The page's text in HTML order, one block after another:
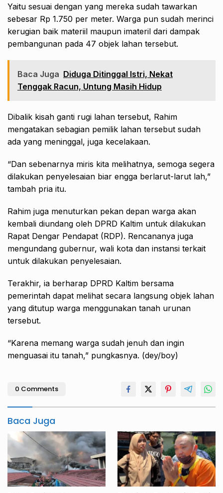
Yaitu sesuai dengan yang mereka sudah tawarkan
sebesar Rp 1.750 per meter. Warga pun sudah merinci
kerugian baik materiil maupun imateril dari dampak
pembangunan pada 47 objek lahan tersebut.
Baca Juga Diduga Ditinggal Istri, Nekat
Tenggak Racun, Untung Masih Hidup
Dibalik kisah ganti rugi lahan tersebut, Rahim
mengatakan sebagian pemilik lahan tersebut sudah
ada yang meninggal, juga kecelakaan.
“Dan sebenarnya miris kita melihatnya, semoga segera
dilakukan penyelesaian biar engga berlarut-larut lah,”
tambah pria itu.
Rahim juga menuturkan pekan depan warga akan
kembali diundang oleh DPRD Kaltim untuk dilakukan
Rapat Dengar Pendapat (RDP). Rencananya juga
mengundang gubernur, wali kota dan instansi terkait
untuk dilakukan penyelesaian.
Terakhir, ia berharap DPRD Kaltim bersama
pemerintah dapat melihat secara langsung objek lahan
yang ditutup warga menggunakan tanah urunan
tersebut.
“Karena memang warga sudah jenuh dan ingin
menguasai itu tanah,” pungkasnya. (dey/boy)
0 Comments
Baca Juga